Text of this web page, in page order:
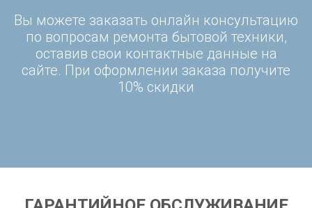
Вы можете заказать онлайн консультацию
по вопросам ремонта бытовой техники,
оставив свои контактные данные на
сайте. При оформлении заказа получите
10% скидки